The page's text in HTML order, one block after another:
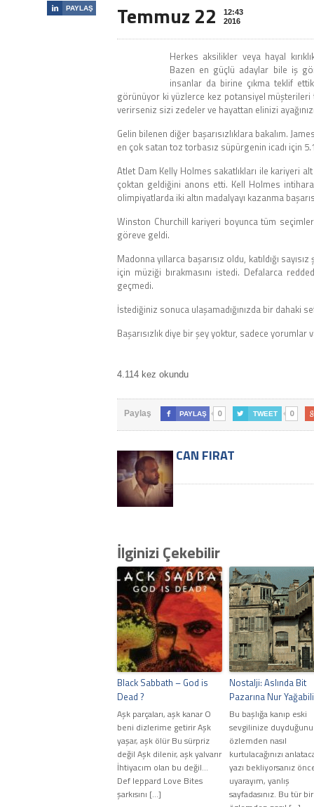
 PAYLAŞ Temmuz 22
12:43
2016
Herkes aksilikler veya hayal
Bazen en güçlü adaylar bile iş
insanlar da birine çıkma teklif
görünüyor ki yüzlerce kez potansiyel
verirseniz sizi zedeler ve hayattan elinizi
Gelin bilenen diğer başarısızlıklara bakalım.
en çok satan toz torbasız süpürgenin icadı için
Atlet Dam Kelly Holmes sakatlıkları ile kariyeri
çoktan geldiğini anons etti. Kell Holmes
olimpiyatlarda iki altın madalyayı kazanma
Winston Churchill kariyeri boyunca tüm
göreve geldi.
Madonna yıllarca başarısız oldu, katıldığı
için müziği bırakmasını istedi. Defalarca
geçmedi.
İstediğiniz sonuca ulaşamadığınızda bir dahaki
Başarısızlık diye bir şey yoktur, sadece yorumlar
4.114 kez okundu
Paylaş  PAYLAŞ 0  TWEET 0
CAN FIRAT
İlginizi Çekebilir
Black Sabbath – God is
Dead ?
Aşk parçaları, aşk kanar O
beni dizlerime getirir Aşk
yaşar, aşk ölür Bu sürpriz
değil Aşk dilenir, aşk yalvarır
İhtiyacım olan bu değil...
Def leppard Love Bites
şarkısını […]
Nostalji: Aslında Bit
Pazarına Nur
Bu başlığa kanıp eski
sevgilinize
özlemden nasıl
kurtulacağınızı
yazı bekliyorsanız
uyarayım, yanlış
sayfadasınız. Bu tür bir